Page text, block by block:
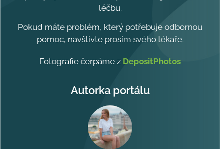
léčbu.
Pokud máte problém, který potřebuje odbornou
pomoc, navštivte prosím svého lékaře.
Fotografie čerpáme z DepositPhotos
Autorka portálu